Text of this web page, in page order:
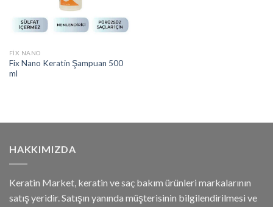
FIX NANO
Fix Nano Keratin Şampuan 500
ml
HAKKIMIZDA
Keratin Market, keratin ve saç bakım ürünleri markalarının
satış yeridir. Satışın yanında müşterisinin bilgilendirilmesi ve